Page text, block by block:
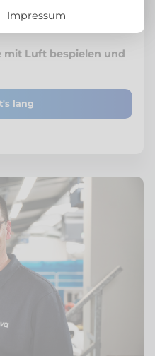
sondern lastet ihn
mit Luft bespielen und
lang
Impressum